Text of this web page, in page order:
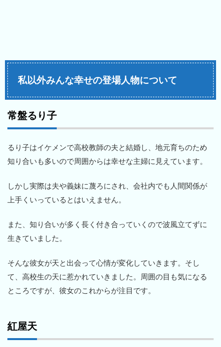
私以外みんな幸せの登場人物について
常盤るり子
るり子はイケメンで高校教師の夫と結婚し、地元育ちのため
知り合いも多いので周囲からは幸せな主婦に見えています。
しかし実際は夫や義妹に蔑ろにされ、会社内でも人間関係が
上手くいっているとはいえません。
また、知り合いが多く長く付き合っていくので波風立てずに
生きていました。
そんな彼女が天と出会って心情が変化していきます。そし
て、高校生の天に惹かれていきました。周囲の目も気になる
ところですが、彼女のこれからが注目です。
紅屋天